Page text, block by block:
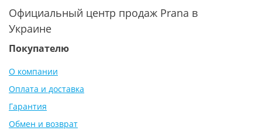
Официальный центр продаж Prana в
Украине
Покупателю
О компании
Оплата и доставка
Гарантия
Обмен и возврат